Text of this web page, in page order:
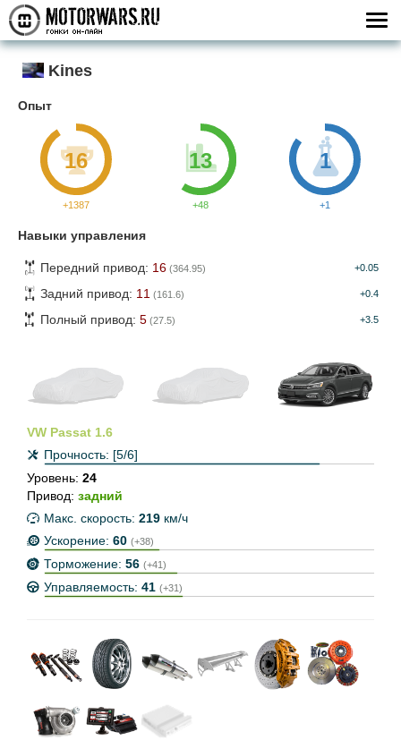
Kines
Опыт
16
+1387
13
+48
1
+1
Навыки управления
Передний привод: 16 (364.95) +0.05
Задний привод: 11 (161.6) +0.4
Полный привод: 5 (27.5) +3.5
VW Passat 1.6
Прочность: [5/6]
Уровень: 24
Привод: задний
Макс. скорость: 219 км/ч
Ускорение: 60 (+38)
Торможение: 56 (+41)
Управляемость: 41 (+31)